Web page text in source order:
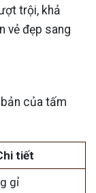
trội, khả
vẻ đẹp sang
của tấm
tiết
gỉ